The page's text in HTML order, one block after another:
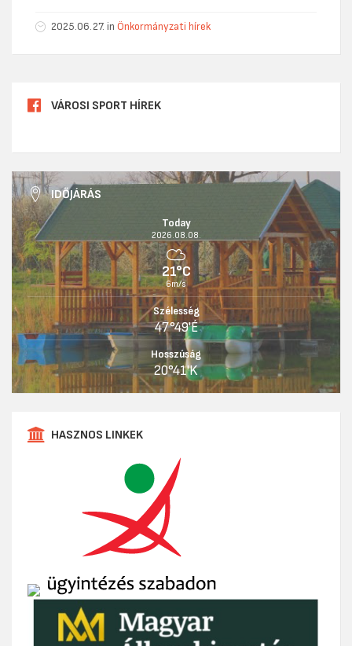
2025.06.27. in Önkormányzati hírek
VÁROSI SPORT HÍREK
IDŐJÁRÁS
Today
2026.08.08.
21°C
6m/s
Szélesség
47°49'É
Hosszúság
20°41'K
HASZNOS LINKEK